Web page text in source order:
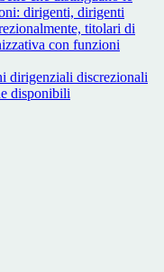
dirigenti, dirigenti
titolari di
con funzioni
dirigenziali discrezionali
disponibili